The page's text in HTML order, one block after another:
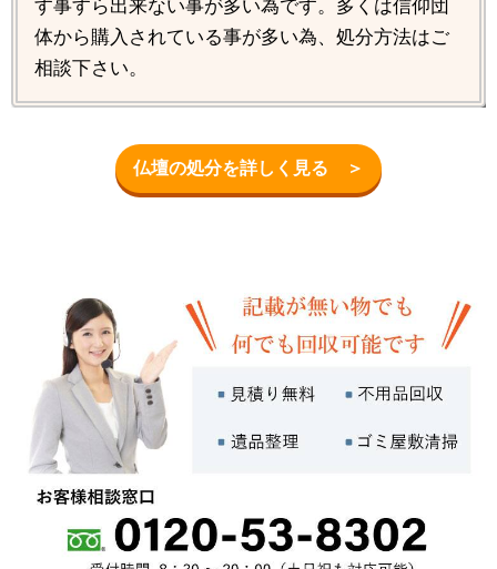
す事すら出来ない事が多い為です。多くは信仰団
体から購入されている事が多い為、処分方法はご
相談下さい。
仏壇の処分を詳しく見る ＞